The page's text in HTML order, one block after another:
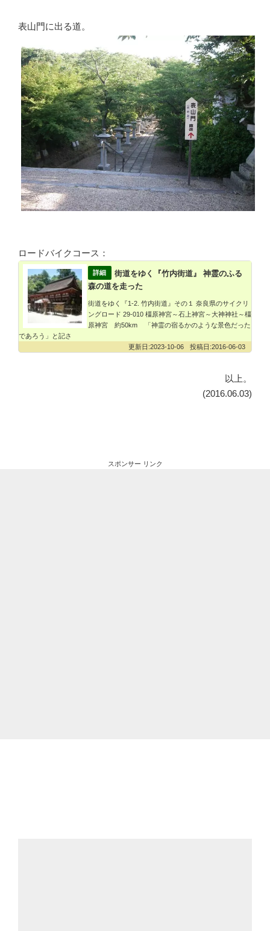
表山門に出る道。
ロードバイクコース：
街道をゆく『竹内街道』 神霊のふる
森の道を走った
街道をゆく『1-2. 竹内街道』その１ 奈良県のサイクリ
ングロード 29-010 橿原神宮～石上神宮～大神神社～橿
原神宮 約50km 「神霊の宿るかのような景色だった
であろう」と記さ
2016-06-03
2023-10-06
以上。
(2016.06.03)
スポンサー リンク